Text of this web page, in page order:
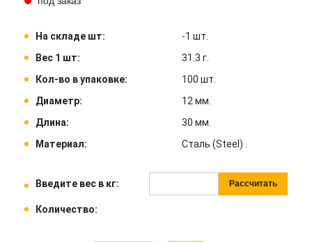
На складе шт:
-1 шт.
Вес 1 шт:
31.3 г.
Кол-во в упаковке:
100 шт.
Диаметр:
12 мм.
Длина:
30 мм.
Материал:
Сталь (Steel) .
Введите вес в кг: Рассчитать
Количество: